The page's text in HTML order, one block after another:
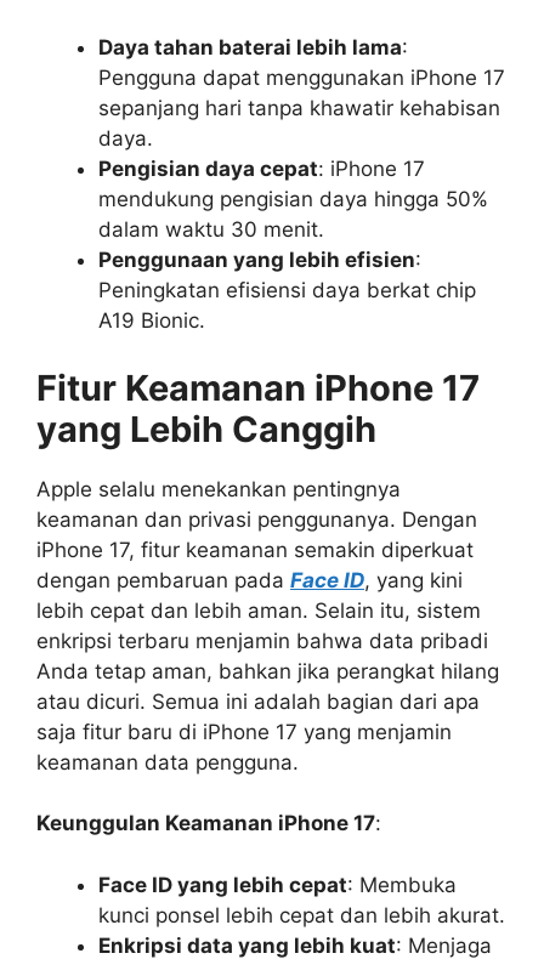
Daya tahan baterai lebih lama:
Pengguna dapat menggunakan iPhone 17
sepanjang hari tanpa khawatir kehabisan
daya.
Pengisian daya cepat: iPhone 17
mendukung pengisian daya hingga 50%
dalam waktu 30 menit.
Penggunaan yang lebih efisien:
Peningkatan efisiensi daya berkat chip
A19 Bionic.
Fitur Keamanan iPhone 17
yang Lebih Canggih
Apple selalu menekankan pentingnya
keamanan dan privasi penggunanya. Dengan
iPhone 17, fitur keamanan semakin diperkuat
dengan pembaruan pada Face ID, yang kini
lebih cepat dan lebih aman. Selain itu, sistem
enkripsi terbaru menjamin bahwa data pribadi
Anda tetap aman, bahkan jika perangkat hilang
atau dicuri. Semua ini adalah bagian dari apa
saja fitur baru di iPhone 17 yang menjamin
keamanan data pengguna.
Keunggulan Keamanan iPhone 17:
Face ID yang lebih cepat: Membuka
kunci ponsel lebih cepat dan lebih akurat.
Enkripsi data yang lebih kuat: Menjaga